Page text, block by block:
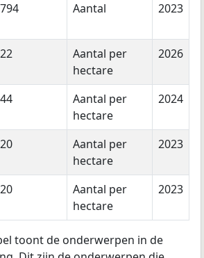
794 Aantal 2023
22
Aantal per
hectare
2026
44
Aantal per
hectare
2024
20
Aantal per
hectare
2023
20
Aantal per
hectare
2023
toont de onderwerpen in de